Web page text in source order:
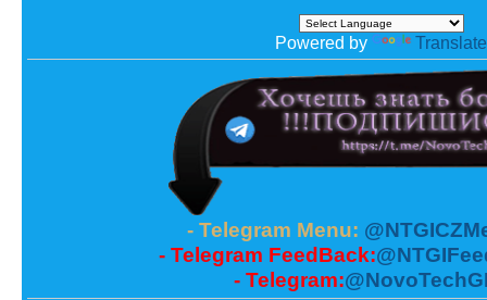
Powered by Translate
- Telegram Menu:
- Telegram FeedBack:
- Telegram: